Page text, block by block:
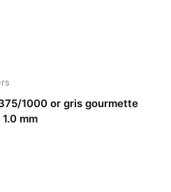
1000 or gris gourmette
mm